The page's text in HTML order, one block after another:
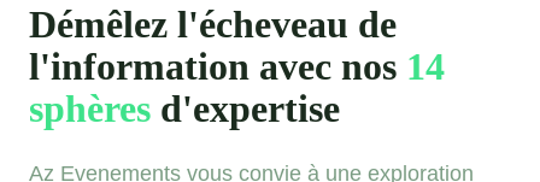
Démêlez l'écheveau de
l'information avec nos 14
sphères d'expertise
Az Evenements vous convie à une exploration